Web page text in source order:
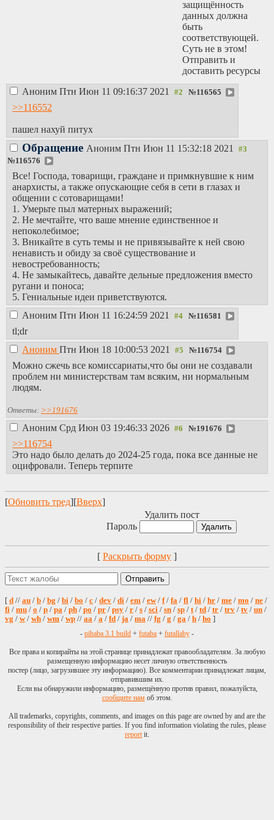
защищённость
данных должна
быть
соответствующей.
Суть не в этом!
Отправить и
доставить ресурсы
в войска в
кратчайшие сроки
на полгода ведения
серьёзных военных
потерь и
введением в строй
ресурсов
главных
управлений ГШ
которого находятся
должного числа
компьютеров в них
управления. Это в
нехорошо?! А если
где-то в
Хоть сто
компьютеров
заменят одного
документа –
призыве и явки
военнообязанного
в определённое
место в указанный
вручения,
Это аксиома, она
незыблема уже
столетие. Как это
сделать,
выполнить
качественно? Не за
счёт указаний
сверху, где не
Она
разрабатывалась до
Аноним Птн Июн 11 09:16:37 2021 №116565
>>116552
пашел нахуй питух
Обращение Аноним Птн Июн 11 15:32:18 2021
№116576
Все! Господа, товарищи, граждане и примкнувшие к ним
анархисты, а также опускающие себя в сети в глазах и
общении с сотоварищами!
1. Умерьте пыл матерных выражений;
2. Не мечтайте, что ваше мнение единственное и
непоколебимое;
3. Вникайте в суть темы и не привязывайте к ней свою
ненависть и обиду за своё существование и
невостребованность;
4. Не замыкайтесь, давайте дельные предложения вместо
ругани и поноса;
5. Гениальные идеи приветствуются.
Аноним Птн Июн 11 16:24:59 2021 №116581
tl;dr
Аноним Птн Июн 18 10:00:53 2021 №116754
Можно сжечь все комиссариаты,что бы они не создавали
проблем ни министерствам там всяким, ни нормальным
людям.
Ответы: >>191676
Аноним Срд Июн 03 19:46:33 2026 №191676
>>116754
Это надо было делать до 2024-25 года, пока все данные не
оцифровали. Теперь терпите
[Обновить тред][Вверх]
Удалить пост
Пароль
[ Раскрыть форму ]
[ d // au / b / bg / bi / bo / c / dev / di / em / ew/ f/ fa / fl / hi / hr / me / mo / ne /
fi / mu / o / p / pa / ph / po / pr / psy / r / s / sci / sn / sp / t/ td / tr / trv / tv / un /
vg / w/ wh / wm / wp // aa / a / fd / ja / ma // fg / g / ga / h / ho ]
- pihaba 3.1 build + futaba + futallaby -
Все права и копирайты на этой странице принадлежат правообладателям. За любую
размещенную информацию несет личную ответственность
постер (лицо, загрузившее эту информацию). Все комментарии принадлежат лицам,
отправившим их.
Если вы обнаружили информацию, размещённую против правил, пожалуйста,
сообщите намоб этом.
All trademarks, copyrights, comments, and images on this page are owned by and are the
responsibility of their respective parties. If you find information violating the rules, please
reportit.